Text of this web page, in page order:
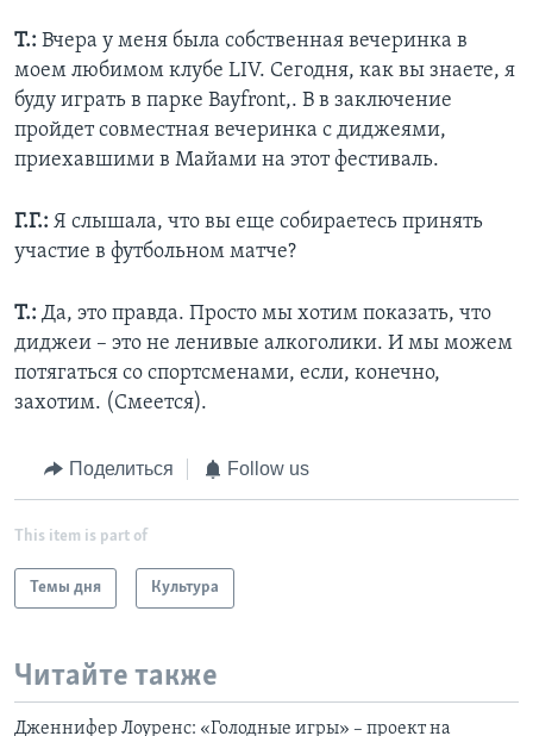
Т.: Вчера у меня была собственная вечеринка в
моем любимом клубе LIV. Сегодня, как вы знаете, я
буду играть в парке Bayfront,. В в заключение
пройдет совместная вечеринка с диджеями,
приехавшими в Майами на этот фестиваль.
Г.Г.: Я слышала, что вы еще собираетесь принять
участие в футбольном матче?
Т.: Да, это правда. Просто мы хотим показать, что
диджеи – это не ленивые алкоголики. И мы можем
потягаться со спортсменами, если, конечно,
захотим. (Смеется).
Поделиться Follow us
This item is part of
Темы дня Культура
Читайте также
Дженнифер Лоуренс: «Голодные игры» – проект на